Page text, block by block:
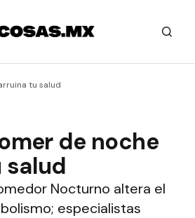
tu salud
de noche
salud
Nocturno altera el
especialistas